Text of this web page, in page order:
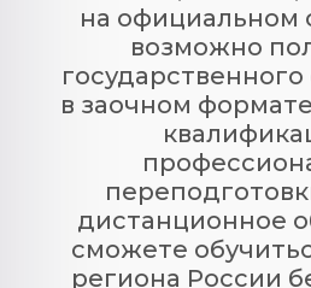
на официальном
возможно
в заочном
дистанционное
сможете
региона России